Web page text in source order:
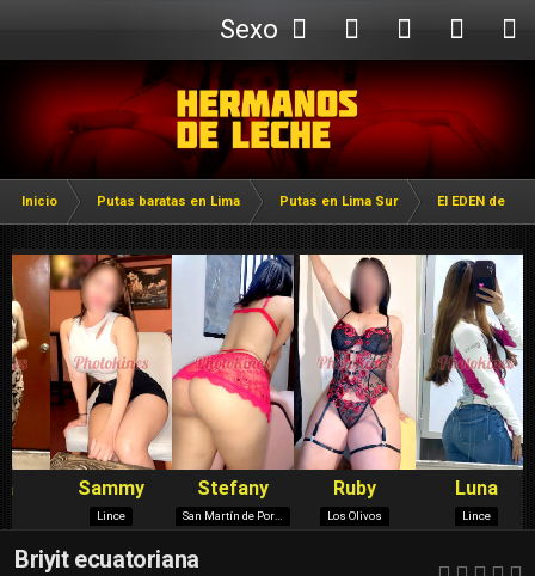
Sexo
Webcam
Inicio Putas baratas en Lima Putas en Lima Sur El EDEN de
Briyit ecuatoriana